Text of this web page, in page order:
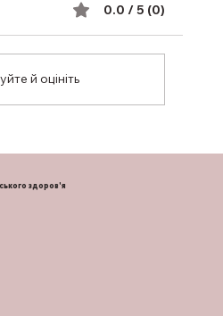
ОБЛАСТІ
0.0 / 5 (0)
й оцініть
здоров'я